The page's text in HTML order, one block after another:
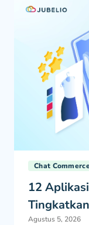
Chat
12
Agustus 5, 2026